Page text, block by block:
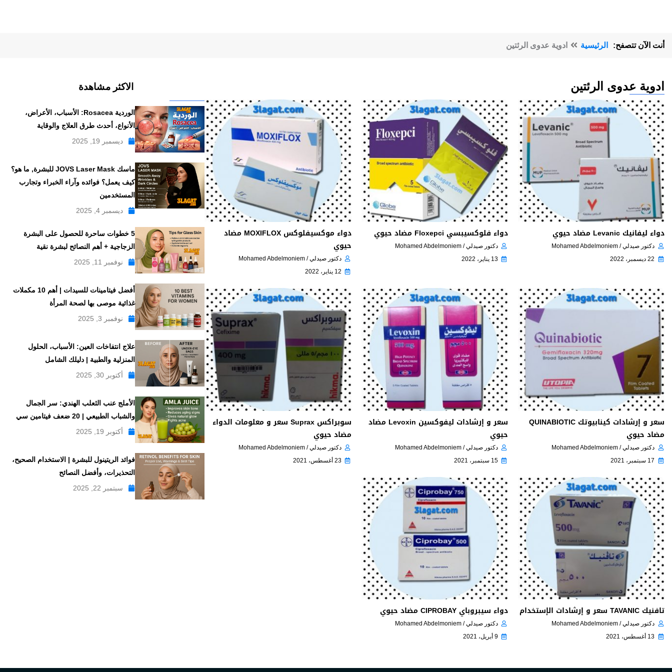
أنت الآن تتصفح: الرئيسية ادوية عدوى الرئتين
ادوية عدوى الرئتين
دواء ليفانيك Levanic مضاد حيوي
دكتور صيدلي / Mohamed Abdelmoniem
22 ديسمبر، 2022
دواء فلوكسيبسي Floxepci مضاد حيوي
دكتور صيدلي / Mohamed Abdelmoniem
13 يناير، 2022
دواء موكسيفلوكس MOXIFLOX مضاد
حيوي
دكتور صيدلي / Mohamed Abdelmoniem
12 يناير، 2022
سعر و إرشادات كينابيوتك QUINABIOTIC
مضاد حيوي
دكتور صيدلي / Mohamed Abdelmoniem
17 سبتمبر، 2021
سعر و إرشادات ليفوكسين Levoxin مضاد
حيوي
دكتور صيدلي / Mohamed Abdelmoniem
15 سبتمبر، 2021
سوبراكس Suprax سعر و معلومات الدواء
مضاد حيوي
دكتور صيدلي / Mohamed Abdelmoniem
23 أغسطس، 2021
تافنيك TAVANIC سعر و إرشادات الإستخدام
دكتور صيدلي / Mohamed Abdelmoniem
13 أغسطس، 2021
دواء سيبروباي CIPROBAY مضاد حيوي
دكتور صيدلي / Mohamed Abdelmoniem
9 أبريل، 2021
الاكثر مشاهدة
الوردية Rosacea: الأسباب، الأعراض،
الأنواع، أحدث طرق العلاج والوقاية
ديسمبر 19, 2025
ماسك JOVS Laser Mask للبشرة, ما هو؟
كيف يعمل؟ فوائده وآراء الخبراء وتجارب
المستخدمين
ديسمبر 4, 2025
5 خطوات ساحرة للحصول على البشرة
الزجاجية + أهم النصائح لبشرة نقية
نوفمبر 11, 2025
أفضل فيتامينات للسيدات | أهم 10 مكملات
غذائية موصى بها لصحة المرأة
نوفمبر 3, 2025
علاج انتفاخات العين: الأسباب، الحلول
المنزلية والطبية | دليلك الشامل
أكتوبر 30, 2025
الأملج عنب الثعلب الهندي: سر الجمال
والشباب الطبيعي | 20 ضعف فيتامين سي
أكتوبر 19, 2025
فوائد الريتينول للبشرة | الاستخدام الصحيح،
التحذيرات، وأفضل النصائح
سبتمبر 22, 2025